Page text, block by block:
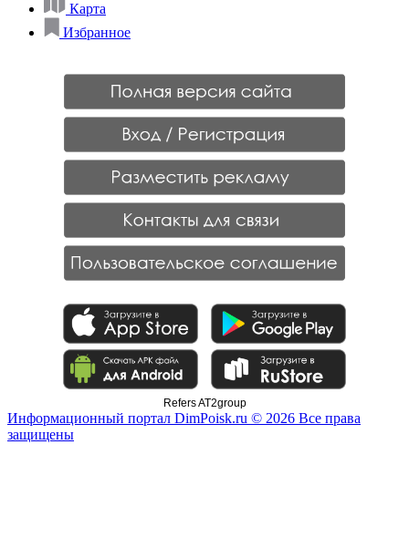
Карта
Избранное
Refers AT2group
Информационный портал DimPoisk.ru © 2026 Все права
защищены